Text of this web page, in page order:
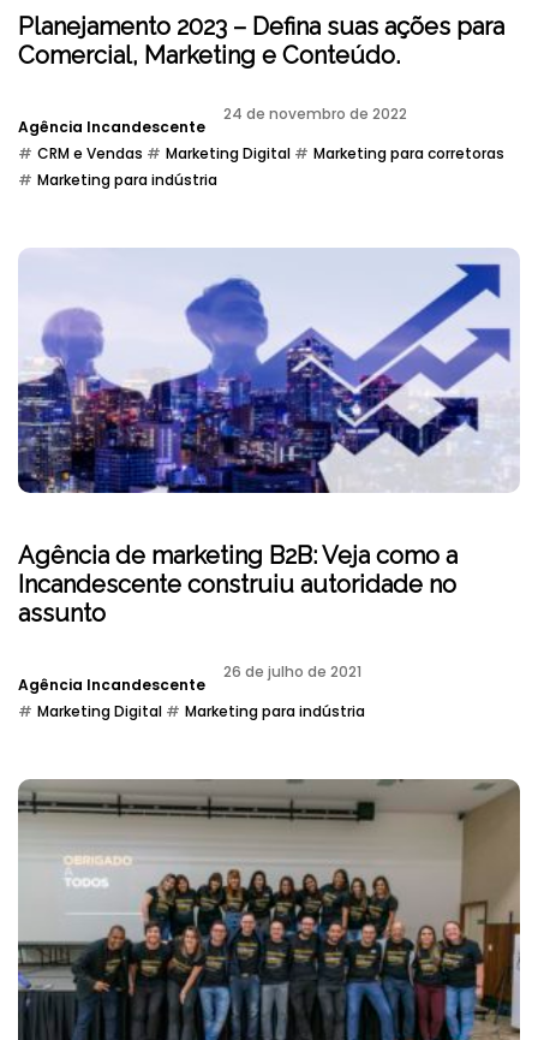
Planejamento 2023 – Defina suas ações para
Comercial, Marketing e Conteúdo.
Agência Incandescente
24 de novembro de 2022
CRM e Vendas
Marketing Digital
Marketing para corretoras
Marketing para indústria
Agência de marketing B2B: Veja como a
Incandescente construiu autoridade no
assunto
Agência Incandescente
26 de julho de 2021
Marketing Digital
Marketing para indústria